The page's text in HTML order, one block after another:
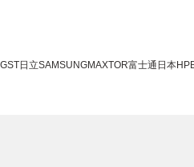
日立SAMSUNGMAXTOR富士通 日本HP